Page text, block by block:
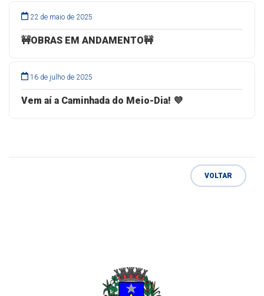
22 de maio de 2025
🚧OBRAS EM ANDAMENTO🚧
16 de julho de 2025
Vem aí a Caminhada do Meio-Dia! 💜
VOLTAR